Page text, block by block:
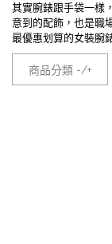
其實腕錶跟手袋一樣
意到的配飾，也是職
最優惠划算的女裝腕
商品分類 -/+